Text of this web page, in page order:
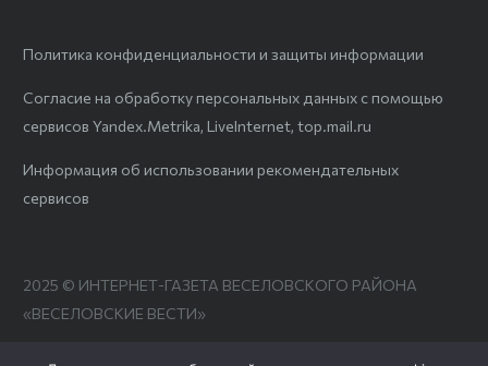
Политика конфиденциальности и защиты информации
Согласие на обработку персональных данных с помощью
сервисов Yandex.Metrika, LiveInternet, top.mail.ru
Информация об использовании рекомендательных
сервисов
2025 © ИНТЕРНЕТ-ГАЗЕТА ВЕСЕЛОВСКОГО РАЙОНА
«ВЕСЕЛОВСКИЕ ВЕСТИ»